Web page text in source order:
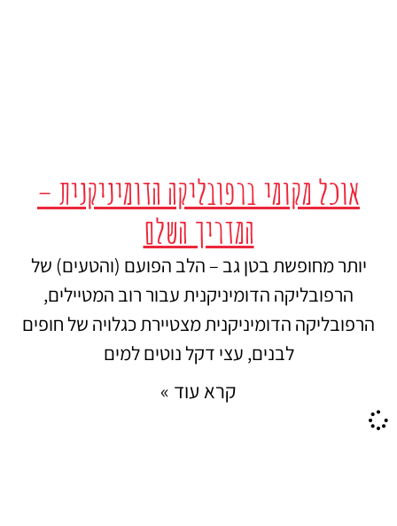
אוכל מקומי ברפובליקה הדומיניקנית –
המדריך השלם
יותר מחופשת בטן גב – הלב הפועם (והטעים) של
הרפובליקה הדומיניקנית עבור רוב המטיילים,
הרפובליקה הדומיניקנית מצטיירת כגלויה של חופים
לבנים, עצי דקל נוטים למים
קרא עוד »